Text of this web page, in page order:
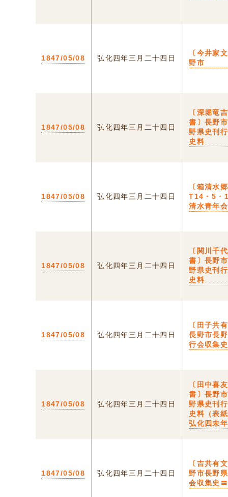
1847/05/08 弘化四年三月二十四日
〔今井家
野市
1847/05/08 弘化四年三月二十四日
〔深堀竜
書〕長野
野県史刊
史料
1847/05/08 弘化四年三月二十四日
〔箱清水
T14・5
清水青年
1847/05/08 弘化四年三月二十四日
〔関川千
書〕長野
野県史刊
史料
1847/05/08 弘化四年三月二十四日
〔田子共
長野市長
行会収集
1847/05/08 弘化四年三月二十四日
〔田中喜
書〕長野
野県史刊
史料（表
弘化四未
1847/05/08 弘化四年三月二十四日
〔吉共有
野市長野
会収集史〓